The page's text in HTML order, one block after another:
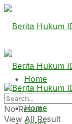
Home
Home
No Result
View All Result